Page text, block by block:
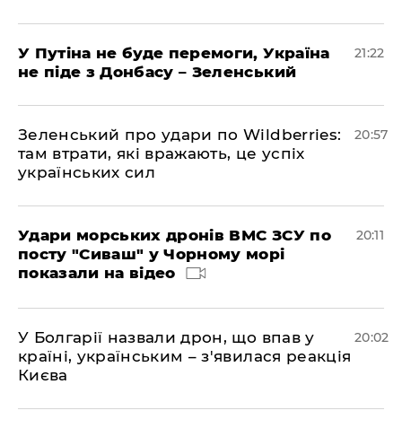
У Путіна не буде перемоги, Україна
не піде з Донбасу – Зеленський
21:22
Зеленський про удари по Wildberries:
там втрати, які вражають, це успіх
українських сил
20:57
Удари морських дронів ВМС ЗСУ по
посту "Сиваш" у Чорному морі
показали на відео
20:11
У Болгарії назвали дрон, що впав у
країні, українським – з'явилася реакція
Києва
20:02